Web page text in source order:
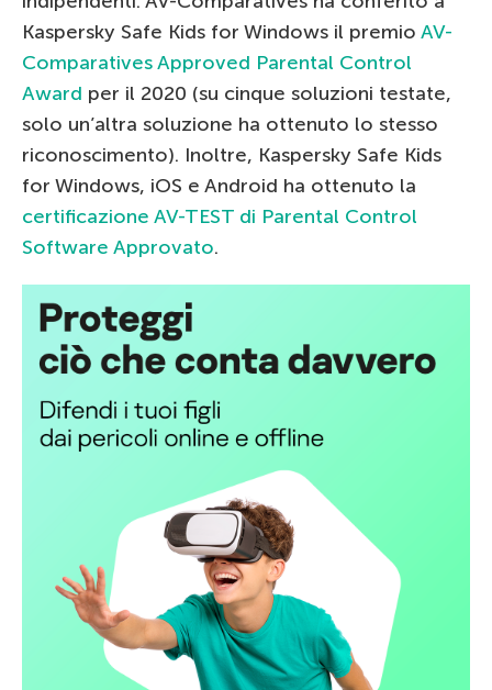
Kaspersky Safe Kids for Windows il premio AV-
Comparatives Approved Parental Control
Award per il 2020 (su cinque soluzioni testate,
solo un’altra soluzione ha ottenuto lo stesso
riconoscimento). Inoltre, Kaspersky Safe Kids
for Windows, iOS e Android ha ottenuto la
certificazione AV-TEST di Parental Control
Software Approvato.